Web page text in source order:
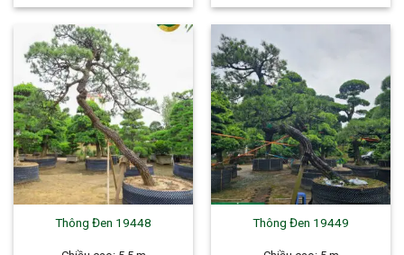
Thông Đen 19448 Thông Đen 19449